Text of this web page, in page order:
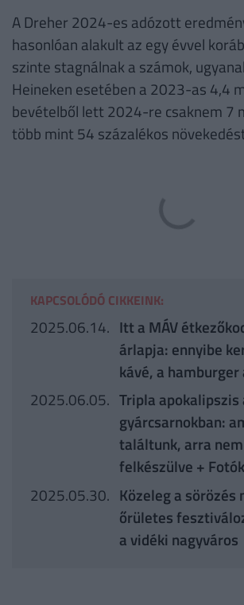
A Dreher 2024-es adózott
hasonlóan alakult az egy évvel
szinte stagnálnak a számok,
Heineken esetében a 2023-as 4,4
bevételből lett 2024-re csaknem 7
több mint 54 százalékos
KAPCSOLÓDÓ CIKKEINK:
2025.06.14. Itt a MÁV
árlapja: ennyibe
kávé, a
2025.06.05. Tripla apokalipszis
gyárcsarnokban:
találtunk, arra
felkészülve + Fotók
2025.05.30. Közeleg a sörözés
őrületes
a vidéki nagyváros